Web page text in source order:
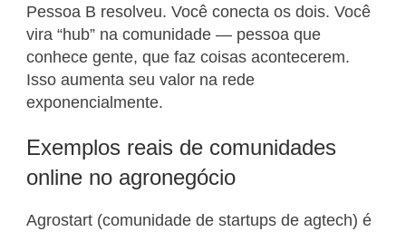
Pessoa B resolveu. Você conecta os dois. Você
vira “hub” na comunidade — pessoa que
conhece gente, que faz coisas acontecerem.
Isso aumenta seu valor na rede
exponencialmente.
Exemplos reais de comunidades
online no agronegócio
Agrostart (comunidade de startups de agtech) é